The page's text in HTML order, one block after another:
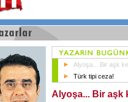
Alyoşa... Bir aşk
Türk tipi ceza!
Alyoşa... Bir aşk